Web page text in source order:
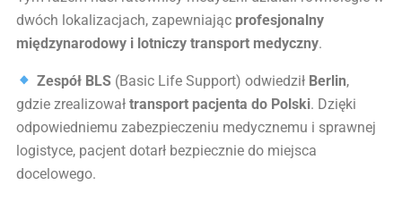
dwóch lokalizacjach, zapewniając profesjonalny
międzynarodowy i lotniczy transport medyczny.
Zespół BLS(Basic Life Support) odwiedził Berlin,
gdzie zrealizował transport pacjenta do Polski. Dzięki
odpowiedniemu zabezpieczeniu medycznemu i sprawnej
logistyce, pacjent dotarł bezpiecznie do miejsca
docelowego.